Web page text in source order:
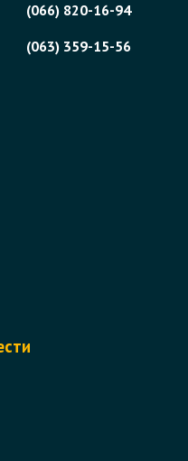
(066) 820-16-94
(063) 359-15-56